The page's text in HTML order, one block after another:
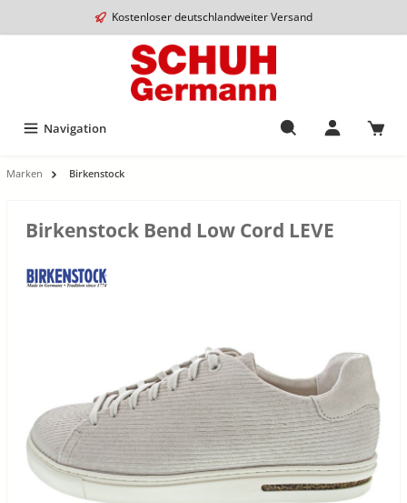
Kostenloser deutschlandweiter Versand
Navigation
Marken Birkenstock
Birkenstock Bend Low Cord LEVE